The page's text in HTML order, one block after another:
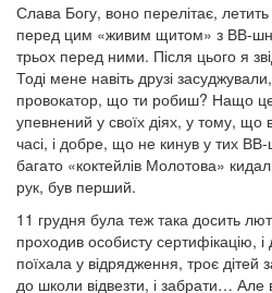
Слава Богу, воно перелітає,
перед цим «живим щитом» з ВВ-
трьох перед ними. Після цього я
Тоді мене навіть друзі
провокатор, що ти робиш? Нащо
упевнений у своїх діях, у тому, що
часі, і добре, що не кинув у тих
багато «коктейлів Молотова»
рук, був перший.
11 грудня була теж така досить
проходив особисту сертифікацію,
поїхала у відрядження, троє дітей
до школи відвезти, і забрати… Але